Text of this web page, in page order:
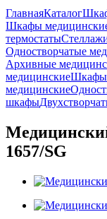
ГлавнаяКаталог
Шкафы
термостаты
Одностворчатые
Архивные
медицинскиеШкафы-
медицинские
шкафы
1657/SG